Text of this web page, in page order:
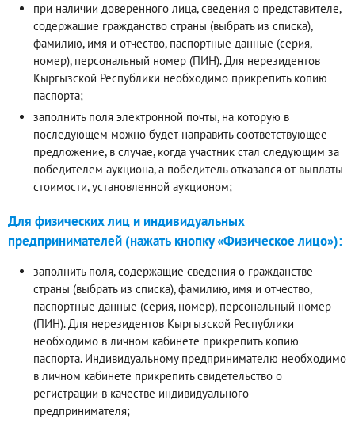
при наличии доверенного лица, сведения о представителе,
содержащие гражданство страны (выбрать из списка),
фамилию, имя и отчество, паспортные данные (серия,
номер), персональный номер (ПИН). Для нерезидентов
Кыргызской Республики необходимо прикрепить копию
паспорта;
заполнить поля электронной почты, на которую в
последующем можно будет направить соответствующее
предложение, в случае, когда участник стал следующим за
победителем аукциона, а победитель отказался от выплаты
стоимости, установленной аукционом;
Для физических лиц и индивидуальных
предпринимателей (нажать кнопку «Физическое лицо»):
заполнить поля, содержащие сведения о гражданстве
страны (выбрать из списка), фамилию, имя и отчество,
паспортные данные (серия, номер), персональный номер
(ПИН). Для нерезидентов Кыргызской Республики
необходимо в личном кабинете прикрепить копию
паспорта. Индивидуальному предпринимателю необходимо
в личном кабинете прикрепить свидетельство о
регистрации в качестве индивидуального
предпринимателя;